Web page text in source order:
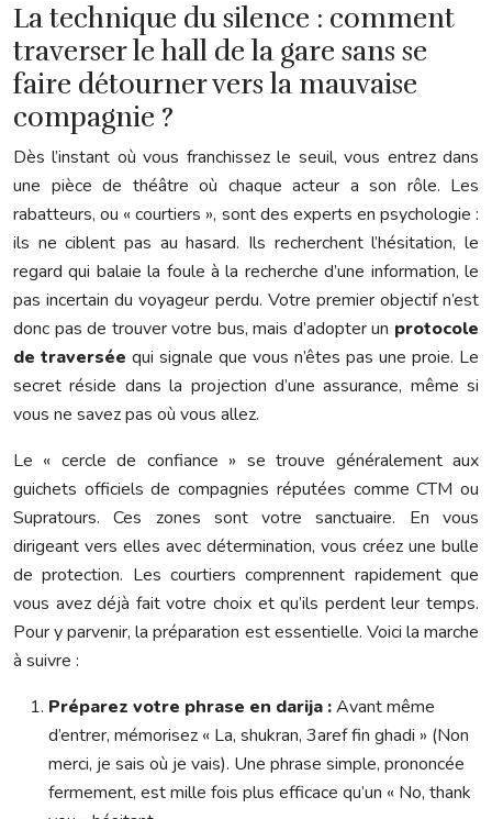
La technique du silence : comment
traverser le hall de la gare sans se
faire détourner vers la mauvaise
compagnie ?
Dès l’instant où vous franchissez le seuil, vous entrez dans
une pièce de théâtre où chaque acteur a son rôle. Les
rabatteurs, ou « courtiers », sont des experts en psychologie :
ils ne ciblent pas au hasard. Ils recherchent l’hésitation, le
regard qui balaie la foule à la recherche d’une information, le
pas incertain du voyageur perdu. Votre premier objectif n’est
donc pas de trouver votre bus, mais d’adopter un protocole
de traversée qui signale que vous n’êtes pas une proie. Le
secret réside dans la projection d’une assurance, même si
vous ne savez pas où vous allez.
Le « cercle de confiance » se trouve généralement aux
guichets officiels de compagnies réputées comme CTM ou
Supratours. Ces zones sont votre sanctuaire. En vous
dirigeant vers elles avec détermination, vous créez une bulle
de protection. Les courtiers comprennent rapidement que
vous avez déjà fait votre choix et qu’ils perdent leur temps.
Pour y parvenir, la préparation est essentielle. Voici la marche
à suivre :
Préparez votre phrase en darija :Avant même
d’entrer, mémorisez « La, shukran, 3aref fin ghadi » (Non
merci, je sais où je vais). Une phrase simple, prononcée
fermement, est mille fois plus efficace qu’un « No, thank